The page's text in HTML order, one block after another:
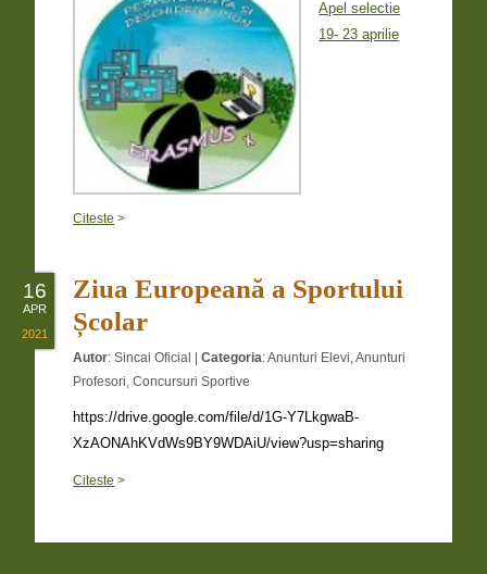
Apel selectie
19- 23 aprilie
Citeste >
Ziua Europeană a Sportului
Școlar
Autor:Sincai Oficial |Categoria:Anunturi Elevi,Anunturi
Profesori,Concursuri Sportive
https://drive.google.com/file/d/1G-Y7LkgwaB-
XzAONAhKVdWs9BY9WDAiU/view?usp=sharing
Citeste >
16
APR
2021